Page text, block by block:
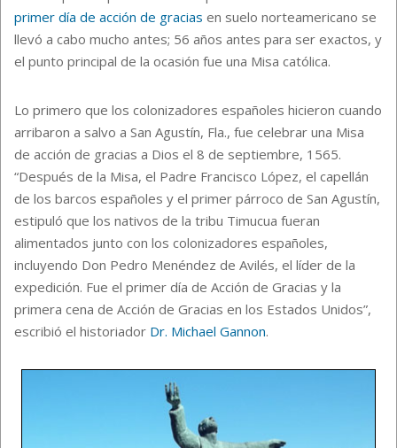
primer día de acción de gracias en suelo norteamericano se
llevó a cabo mucho antes; 56 años antes para ser exactos, y
el punto principal de la ocasión fue una Misa católica.
Lo primero que los colonizadores españoles hicieron cuando
arribaron a salvo a San Agustín, Fla., fue celebrar una Misa
de acción de gracias a Dios el 8 de septiembre, 1565.
“Después de la Misa, el Padre Francisco López, el capellán
de los barcos españoles y el primer párroco de San Agustín,
estipuló que los nativos de la tribu Timucua fueran
alimentados junto con los colonizadores españoles,
incluyendo Don Pedro Menéndez de Avilés, el líder de la
expedición. Fue el primer día de Acción de Gracias y la
primera cena de Acción de Gracias en los Estados Unidos”,
escribió el historiador Dr. Michael Gannon.